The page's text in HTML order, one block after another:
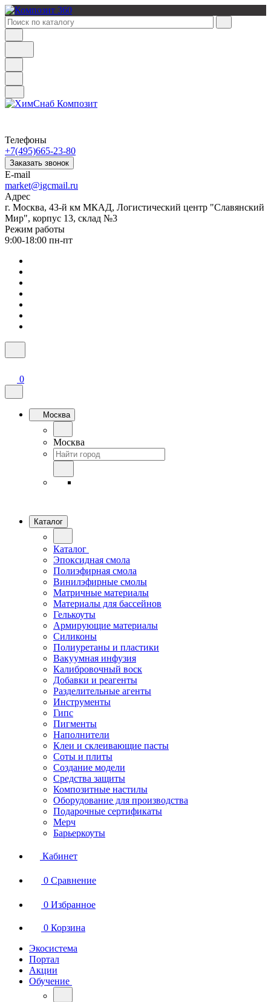
Телефоны
+7(495)665-23-80
Заказать звонок
E-mail
market@igcmail.ru
Адрес
г. Москва, 43-й км МКАД, Логистический центр "Славянский
Мир", корпус 13, склад №3
Режим работы
9:00-18:00 пн-пт
0
Москва
Москва
Каталог
Каталог
Эпоксидная смола
Полиэфирная смола
Винилэфирные смолы
Матричные материалы
Материалы для бассейнов
Гелькоуты
Армирующие материалы
Силиконы
Полиуретаны и пластики
Вакуумная инфузия
Калибровочный воск
Добавки и реагенты
Разделительные агенты
Инструменты
Гипс
Пигменты
Наполнители
Клеи и склеивающие пасты
Соты и плиты
Создание модели
Средства защиты
Композитные настилы
Оборудование для производства
Подарочные сертификаты
Мерч
Барьеркоуты
Кабинет
0 Сравнение
0 Избранное
0 Корзина
Экосистема
Портал
Акции
Обучение